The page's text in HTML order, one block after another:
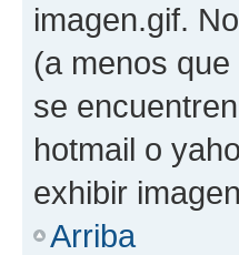
imagen.gif.
(a menos
se
hotmail o
exhibir
Arriba